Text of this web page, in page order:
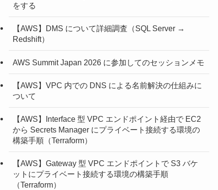
をする
【AWS】DMS について詳細調査（SQL Server →
Redshift）
AWS Summit Japan 2026 に参加してのセッションメモ
【AWS】VPC 内での DNS による名前解決の仕組みに
ついて
【AWS】Interface 型 VPC エンドポイント経由で EC2
から Secrets Manager にプライベート接続する環境の
構築手順（Terraform）
【AWS】Gateway 型 VPC エンドポイントで S3 バケ
ットにプライベート接続する環境の構築手順
（Terraform）